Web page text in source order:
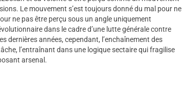
Le mouvement s’est toujours donné du mal pour ne
ne pas être perçu sous un angle uniquement
dans le cadre d’une lutte générale contre
dernières années, cependant, l’enchaînement des
l’entraînant dans une logique sectaire qui fragilise
arsenal.